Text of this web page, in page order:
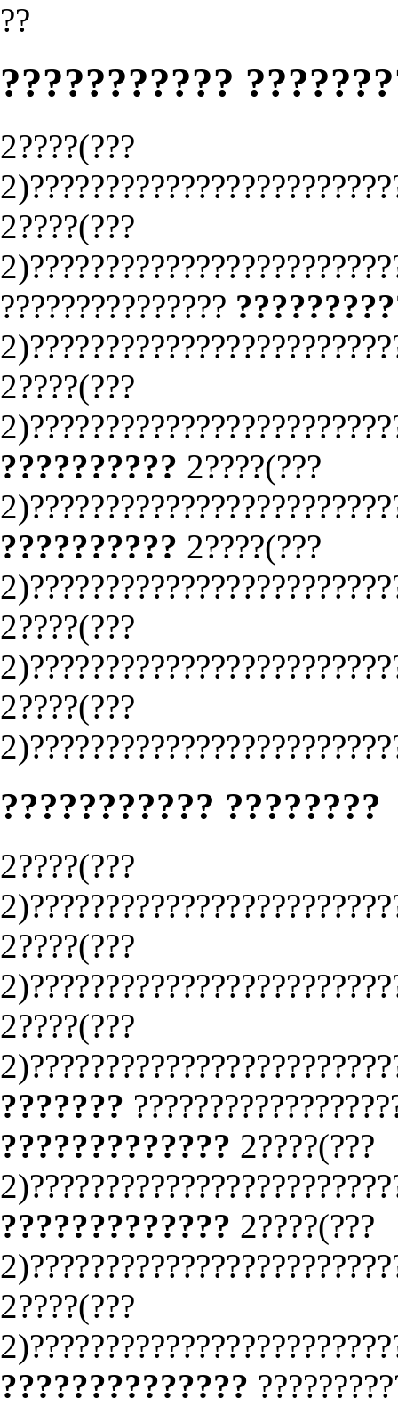
??
???????????
2????(???
2????(???
???????????????
2????(???
?????????? 2????(???
?????????? 2????(???
2????(???
2????(???
??????????? ????????
2????(???
2????(???
2????(???
???????
????????????? 2????(???
????????????? 2????(???
2????(???
??????????????